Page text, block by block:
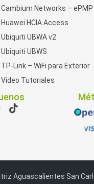
Cambium Networks – ePMP
Huawei HCIA Access
Ubiquiti UBWA v2
Ubiquiti UBWS
TP-Link – WiFi para Exterior
Video Tutoriales
Aguascalientes San